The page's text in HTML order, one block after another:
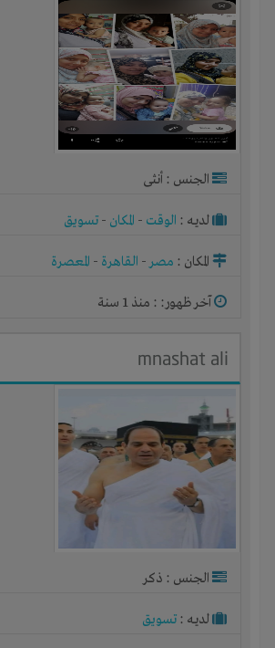
الجنس : أنثى
لديـه : الوقت - المكان - تسويق
المكان : مصر- القاهرة - المعصرة
آخر ظهور: : منذ 1 سنة
mnashat ali
الجنس : ذكر
لديـه : تسويق